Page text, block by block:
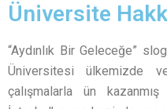
Üniversite
“Aydınlık Bir Geleceğe”
Üniversitesi ülkemizde
çalışmalarla ün